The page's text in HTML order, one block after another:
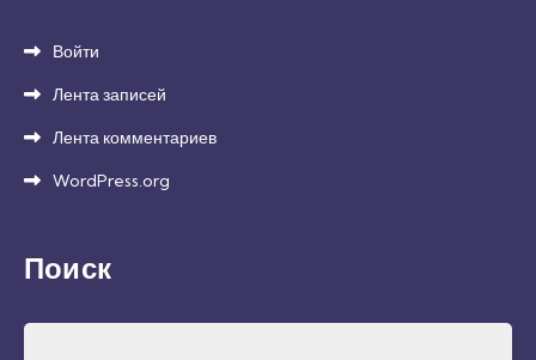
Войти
Лента записей
Лента комментариев
WordPress.org
Поиск